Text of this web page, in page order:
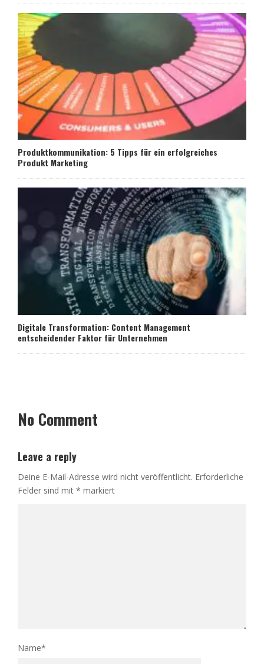
Produktkommunikation: 5 Tipps für ein erfolgreiches
Produkt Marketing
Digitale Transformation: Content Management
entscheidender Faktor für Unternehmen
No Comment
Leave a reply
Deine E-Mail-Adresse wird nicht veröffentlicht. Erforderliche
Felder sind mit * markiert
Name*